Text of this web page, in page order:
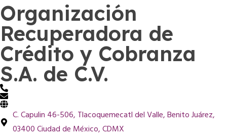
Organización
Recuperadora de
Crédito y Cobranza
S.A. de C.V.
C. Capulin 46-506, Tlacoquemecatl del Valle, Benito Juárez,
03400 Ciudad de México, CDMX